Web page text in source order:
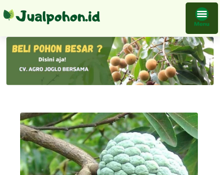
Tanaman Srikaya Australia Bibit Jumbo Murah Langsung Pembudidaya